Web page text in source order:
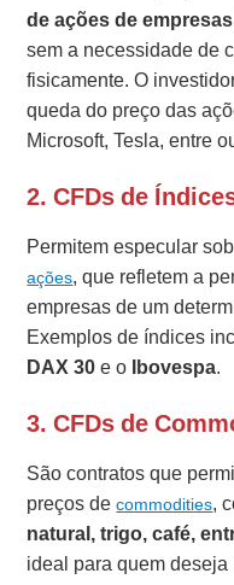
de ações de
sem a necessidade de
fisicamente. O
queda do preço das
Microsoft, Tesla, entre
2. CFDs de
Permitem especular
ações, que refletem a
empresas de um
Exemplos de índices
DAX 30e o Ibovespa.
3. CFDs de
São contratos que
preços decommodities,
natural, trigo, café,
ideal para quem